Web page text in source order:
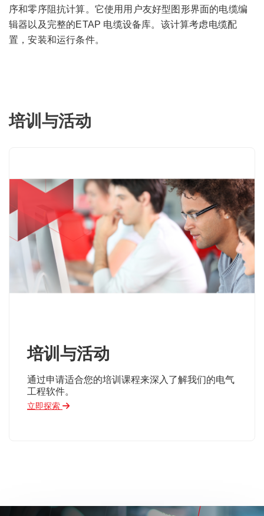
序和零序阻抗计算。它使用用户友好型图形界面的电缆编
辑器以及完整的ETAP 电缆设备库。该计算考虑电缆配
置，安装和运行条件。
培训与活动
培训与活动
通过申请适合您的培训课程来深入了解我们的电气
工程软件。
立即探索